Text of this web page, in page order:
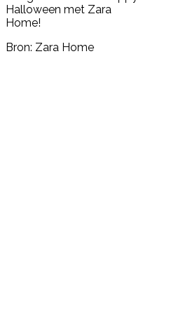
Halloween met Zara
Home!
Bron: Zara Home